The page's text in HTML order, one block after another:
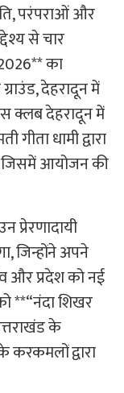
परंपराओं और
से चार
का
देहरादून में
क्लब देहरादून में
धामी द्वारा
जिसमें आयोजन की
प्रेरणादायी
जिन्होंने अपने
और प्रदेश को नई
**“नंदा शिखर
के
करकमलों द्वारा